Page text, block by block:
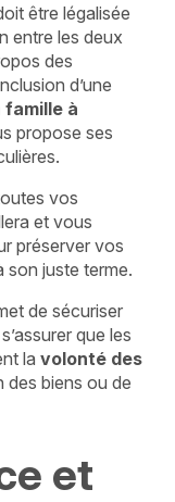
être légalisée
entre les deux
des
d’une
à
propose ses
vos
et vous
préserver vos
son juste terme.
de sécuriser
que les
la volonté des
des biens ou de
et